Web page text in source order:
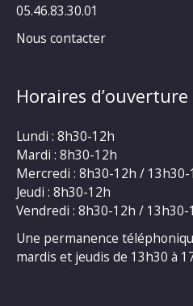
05.46.83.30.01
Nous contacter
Horaires
Lundi : 8h30-12h
Mardi : 8h30-12h
Mercredi : 8h30-12h / 13h30-
Jeudi : 8h30-12h
Vendredi : 8h30-12h / 13h30-
Une permanence
mardis et jeudis de 13h30 à